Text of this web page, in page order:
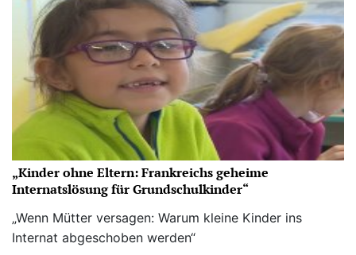
„Kinder ohne Eltern: Frankreichs geheime
Internatslösung für Grundschulkinder“
„Wenn Mütter versagen: Warum kleine Kinder ins
Internat abgeschoben werden“